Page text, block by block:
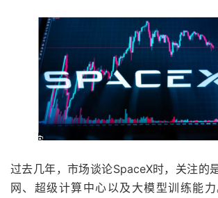
过去几年，市场谈论SpaceX时，关注的
网、超级计算中心以及大模型训练能